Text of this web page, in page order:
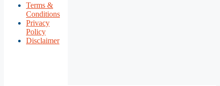
Terms &
Conditions
Privacy
Policy
Disclaimer